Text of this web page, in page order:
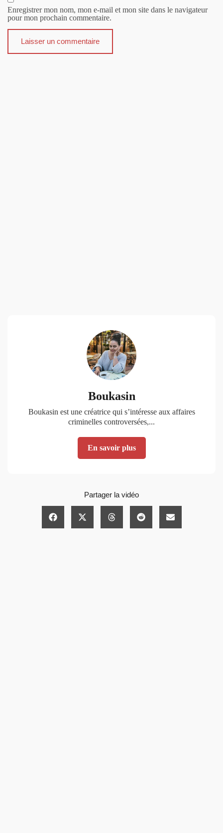
Enregistrer mon nom, mon e-mail et mon site dans le navigateur
pour mon prochain commentaire.
Boukasin
Boukasin est une créatrice qui s’intéresse aux affaires
criminelles controversées,...
En savoir plus
Partager la vidéo